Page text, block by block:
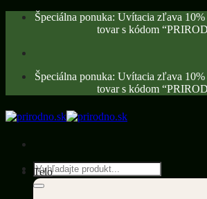
Skip
Špeciálna ponuka: Uvítacia zľava
tovar s kódom
Špeciálna ponuka: Uvítacia zľava
tovar s kódom
Hľadať:
Telo